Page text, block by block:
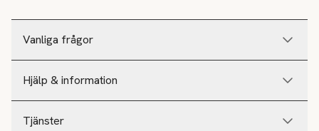
Vanliga frågor
Hjälp & information
Tjänster